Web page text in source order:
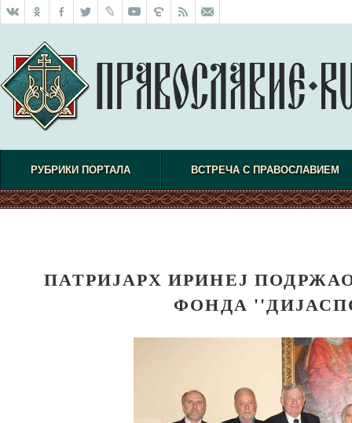
РУБРИКИ ПОРТАЛА ВСТРЕЧА С ПРАВОСЛАВИЕМ
ПАТРИЈАРХ ИРИНЕЈ
ФОНДА